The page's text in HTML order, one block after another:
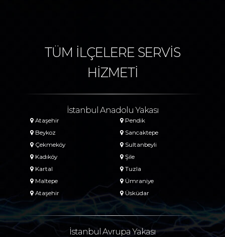
TÜM İLÇELERE SERVİS
HİZMETİ
İstanbul Anadolu Yakası
Ataşehir
Beykoz
Çekmeköy
Kadıköy
Kartal
Maltepe
Ataşehir
Pendik
Sancaktepe
Sultanbeyli
Şile
Tuzla
Ümraniye
Üsküdar
İstanbul Avrupa Yakası